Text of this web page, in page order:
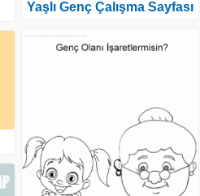
Yaşlı Genç Çalışma Sayfası